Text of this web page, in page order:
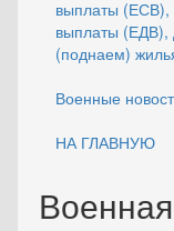
выплаты (ЕСВ),
выплаты (ЕДВ),
(поднаем)
Военные
НА ГЛАВНУЮ